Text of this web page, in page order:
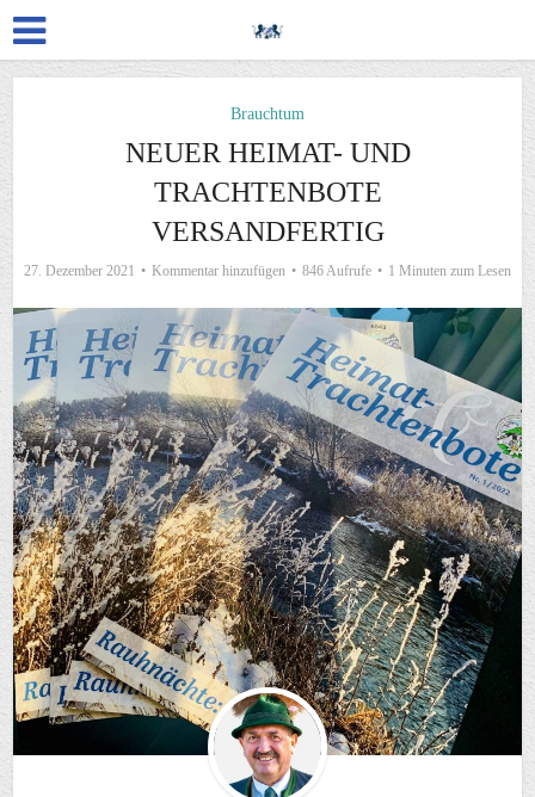
Brauchtum
NEUER HEIMAT- UND
TRACHTENBOTE
VERSANDFERTIG
27. Dezember 2021 Kommentar hinzufügen 846 Aufrufe 1 Minuten zum Lesen